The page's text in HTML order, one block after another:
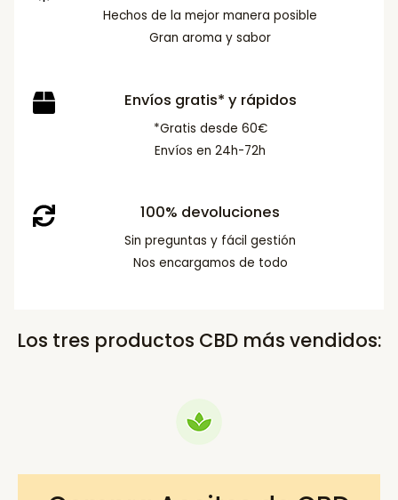
Hechos de la mejor manera posible
Gran aroma y sabor
Envíos gratis* y rápidos
*Gratis desde 60€
Envíos en 24h-72h
100% devoluciones
Sin preguntas y fácil gestión
Nos encargamos de todo
Los tres productos CBD más vendidos: